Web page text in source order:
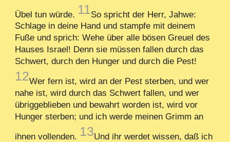
Übel tun würde. 11So spricht der Herr, Jahwe:
Schlage in deine Hand und stampfe mit deinem
Fuße und sprich: Wehe über alle bösen Greuel des
Hauses Israel! Denn sie müssen fallen durch das
Schwert, durch den Hunger und durch die Pest!
12Wer fern ist, wird an der Pest sterben, und wer
nahe ist, wird durch das Schwert fallen, und wer
übriggeblieben und bewahrt worden ist, wird vor
Hunger sterben; und ich werde meinen Grimm an
ihnen vollenden. 13Und ihr werdet wissen, daß ich